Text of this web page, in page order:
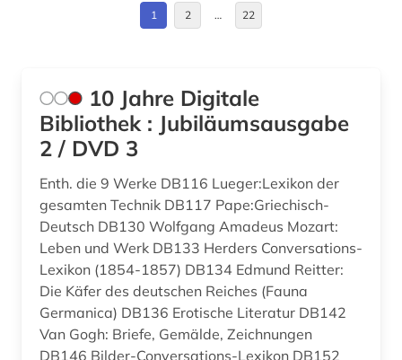
bayerische staatsbibliothek (2)
beethoven (2)
behinderung (1)
berlin (1)
bestand (1)
betriebswirtschaftslehre (1)
bibel (1)
bibliografie (26)
Niederlande (1)
Norwegen (3)
Oesterreich (13)
Osmanisches Reich (1)
Ostasien (1)
1 2 … 22
10 Jahre Digitale
Bibliothek : Jubiläumsausgabe
2 / DVD 3
Enth. die 9 Werke DB116 Lueger:Lexikon der
gesamten Technik DB117 Pape:Griechisch-
Deutsch DB130 Wolfgang Amadeus Mozart:
Leben und Werk DB133 Herders Conversations-
Lexikon (1854-1857) DB134 Edmund Reitter:
Die Käfer des deutschen Reiches (Fauna
Germanica) DB136 Erotische Literatur DB142
Van Gogh: Briefe, Gemälde, Zeichnungen
DB146 Bilder-Conversations-Lexikon DB152